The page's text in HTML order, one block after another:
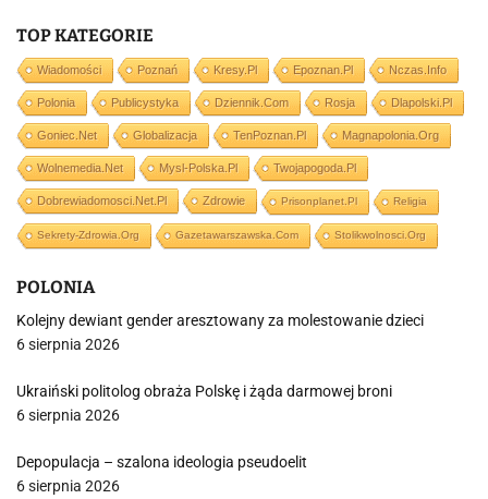
TOP KATEGORIE
Wiadomości Poznań Kresy.pl Epoznan.pl Nczas.info
Polonia Publicystyka Dziennik.com Rosja Dlapolski.pl
Goniec.net Globalizacja TenPoznan.pl Magnapolonia.org
Wolnemedia.net Mysl-Polska.pl Twojapogoda.pl
Dobrewiadomosci.net.pl Zdrowie Prisonplanet.pl Religia
Sekrety-Zdrowia.org Gazetawarszawska.com Stolikwolnosci.org
POLONIA
Kolejny dewiant gender aresztowany za molestowanie dzieci
6 sierpnia 2026
Ukraiński politolog obraża Polskę i żąda darmowej broni
6 sierpnia 2026
Depopulacja – szalona ideologia pseudoelit
6 sierpnia 2026